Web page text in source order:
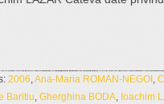
2006,Ana-Maria ROMAN-NEGOI ,
Baritiu, Gherghina BODA, Ioachim